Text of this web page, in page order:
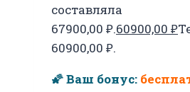
составляла
67900,00 ₽.60900,00 ₽
60900,00 ₽.
🌠 Ваш бонус: